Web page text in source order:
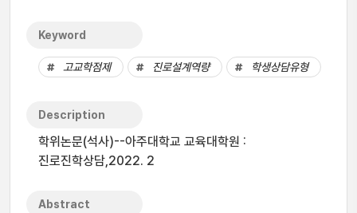
Keyword
고교학점제 진로설계역량 학생상담유형
Description
학위논문(석사)--아주대학교 교육대학원 :
진로진학상담,2022. 2
Abstract